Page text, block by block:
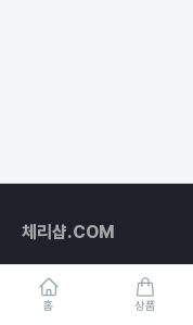
홈 상품
체리샵.COM